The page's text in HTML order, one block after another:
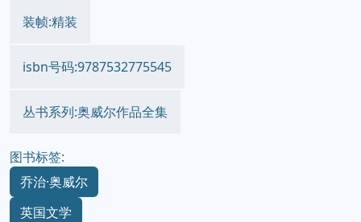
装帧:精装
isbn号码:9787532775545
丛书系列:奥威尔作品全集
图书标签:
乔治·奥威尔
英国文学